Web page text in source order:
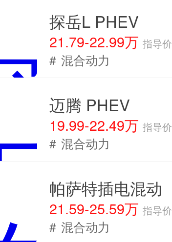
探岳L PHEV
21.79-22.99万 指导价
# 混合动力
迈腾 PHEV
19.99-22.49万 指导价
# 混合动力
帕萨特插电混动
21.59-25.59万 指导价
# 混合动力